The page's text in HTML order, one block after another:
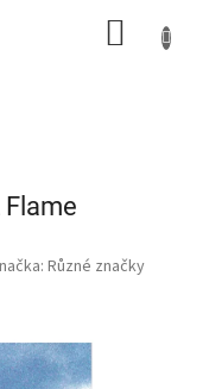
Flame
Různé značky